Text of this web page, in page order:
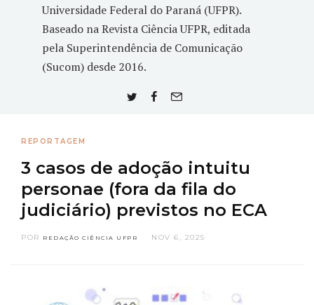
Universidade Federal do Paraná (UFPR).
Baseado na Revista Ciência UFPR, editada
pela Superintendência de Comunicação
(Sucom) desde 2016.
REPORTAGEM
3 casos de adoção intuitu
personae (fora da fila do
judiciário) previstos no ECA
POR REDAÇÃO CIÊNCIA UFPR NOV 6, 2025